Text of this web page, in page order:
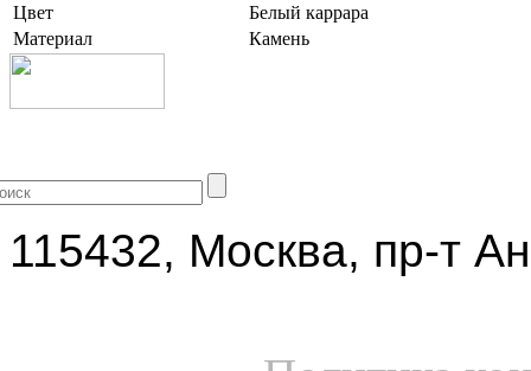
Цвет
Белый каррара
Материал
Камень
115432, Москва, пр-т